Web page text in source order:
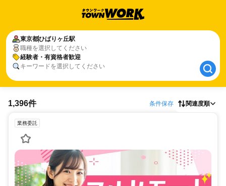
東京都ひばりヶ丘駅
職種を選択してください
経験者・有資格者歓迎
キーワードを選択してください
東京都ひばりヶ丘駅
経験者・有資格者歓迎
1,396件 条件保存 関連度順
業務委託